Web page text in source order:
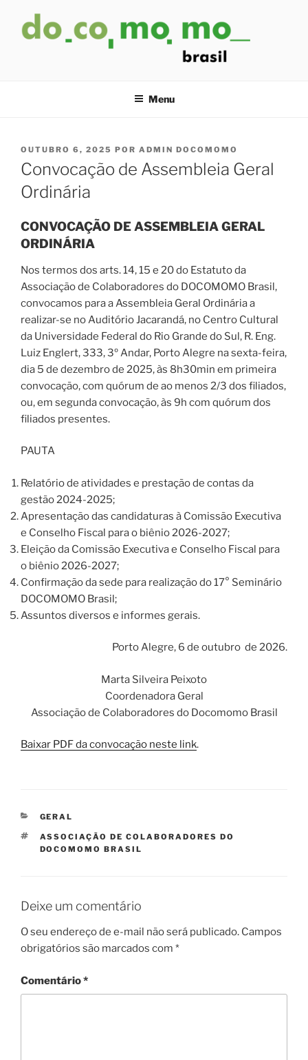
Menu
PUBLICADO
EM
OUTUBRO 6, 2025 POR ADMIN DOCOMOMO
Convocação de Assembleia Geral
Ordinária
CONVOCAÇÃO DE ASSEMBLEIA GERAL
ORDINÁRIA
Nos termos dos arts. 14, 15 e 20 do Estatuto da
Associação de Colaboradores do DOCOMOMO Brasil,
convocamos para a Assembleia Geral Ordinária a
realizar-se no Auditório Jacarandá, no Centro Cultural
da Universidade Federal do Rio Grande do Sul, R. Eng.
Luiz Englert, 333, 3º Andar, Porto Alegre na sexta-feira,
dia 5 de dezembro de 2025, às 8h30min em primeira
convocação, com quórum de ao menos 2/3 dos filiados,
ou, em segunda convocação, às 9h com quórum dos
filiados presentes.
PAUTA
Relatório de atividades e prestação de contas da
gestão 2024-2025;
Apresentação das candidaturas à Comissão Executiva
e Conselho Fiscal para o biênio 2026-2027;
Eleição da Comissão Executiva e Conselho Fiscal para
o biênio 2026-2027;
Confirmação da sede para realização do 17° Seminário
DOCOMOMO Brasil;
Assuntos diversos e informes gerais.
Porto Alegre, 6 de outubro de 2026.
Marta Silveira Peixoto
Coordenadora Geral
Associação de Colaboradores do Docomomo Brasil
Baixar PDF da convocação neste link.
CATEGORIAS
GERAL
TAGS
ASSOCIAÇÃO DE COLABORADORES DO
DOCOMOMO BRASIL
Deixe um comentário
O seu endereço de e-mail não será publicado. Campos
obrigatórios são marcados com *
Comentário*